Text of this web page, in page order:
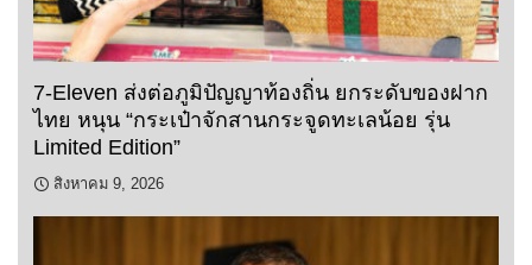
7-Eleven ส่งต่อภูมิปัญญาท้องถิ่น ยกระดับของฝาก
ไทย หนุน “กระเป๋าจักสานกระจูดทะเลน้อย รุ่น
Limited Edition”
สิงหาคม 9, 2026